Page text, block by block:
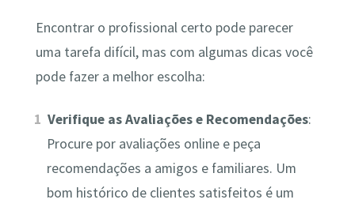
Encontrar o profissional certo pode parecer
uma tarefa difícil, mas com algumas dicas você
pode fazer a melhor escolha:
Verifique as Avaliações e Recomendações:
Procure por avaliações online e peça
recomendações a amigos e familiares. Um
bom histórico de clientes satisfeitos é um